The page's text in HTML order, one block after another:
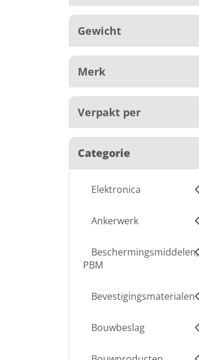
Gewicht
Merk
Verpakt per
Categorie
Elektronica
Ankerwerk
Beschermingsmiddelen,
PBM
Bevestigingsmaterialen
Bouwbeslag